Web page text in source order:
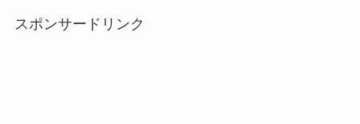
スポンサードリンク